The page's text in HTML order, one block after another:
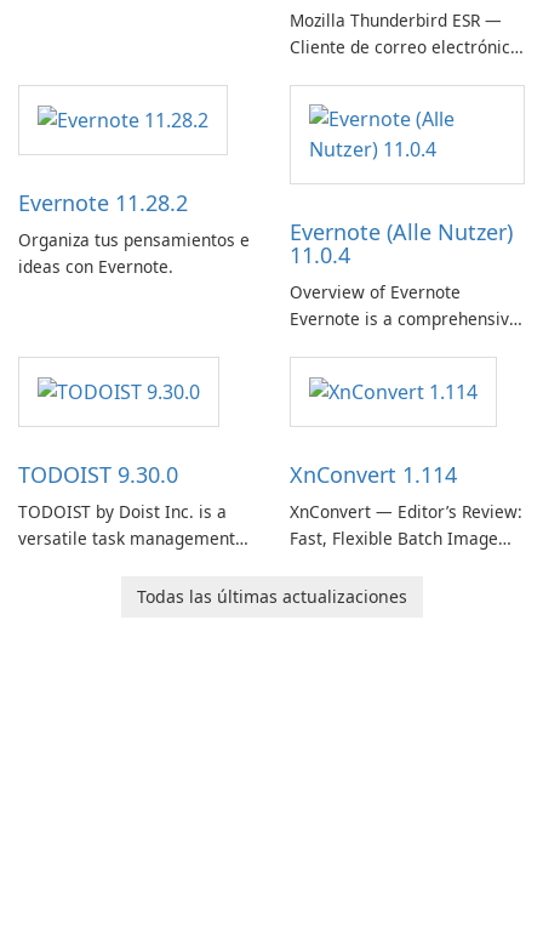
Mozilla Thunderbird ESR —
Cliente de correo electrónico
empresas
Evernote 11.28.2
Organiza tus pensamientos e
ideas con Evernote.
Evernote (Alle Nutzer)
11.0.4
Overview of Evernote
Evernote is a comprehensive
software designed to help
users capture, organize, and
access information across
TODOIST 9.30.0
TODOIST by Doist Inc. is a
versatile task management
individuals and teams
XnConvert 1.114
XnConvert — Editor’s Review:
Fast, Flexible Batch Image
macOS and Linux XnConvert
Todas las últimas actualizaciones